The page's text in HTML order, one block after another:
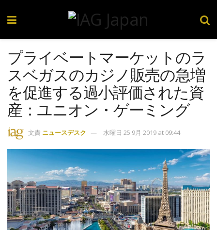
プライベートマーケットのラ
スベガスのカジノ販売の急増
を促進する過小評価された資
産：ユニオン・ゲーミング
文責 ニュースデスク 水曜日 25 9月 2019 at 09:44